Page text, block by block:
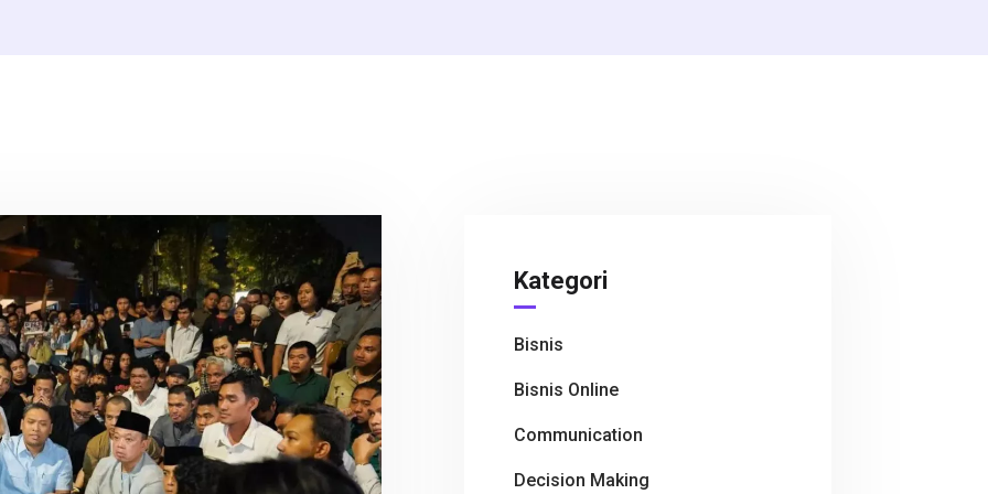
Kategori
Bisnis
Bisnis Online
Communication
Decision Making